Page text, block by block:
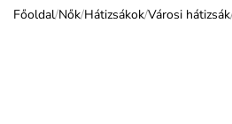
Főoldal/Nők/Hátizsákok/Városi hátizsák